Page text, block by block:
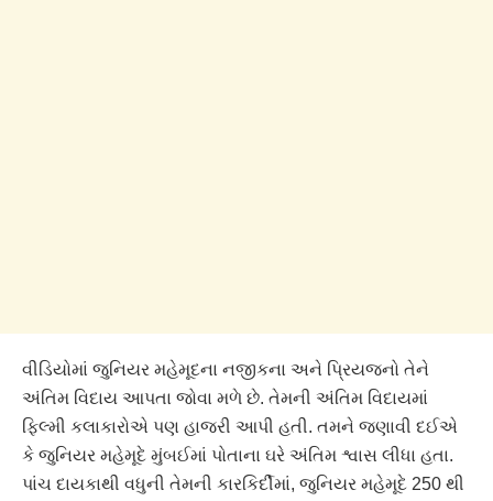
વીડિયોમાં જુનિયર મહેમૂદના નજીકના અને પ્રિયજનો તેને
અંતિમ વિદાય આપતા જોવા મળે છે. તેમની અંતિમ વિદાયમાં
ફિલ્મી કલાકારોએ પણ હાજરી આપી હતી. તમને જણાવી દઈએ
કે જુનિયર મહેમૂદે મુંબઈમાં પોતાના ઘરે અંતિમ શ્વાસ લીધા હતા.
પાંચ દાયકાથી વધુની તેમની કારકિર્દીમાં, જુનિયર મહેમૂદે 250 થી